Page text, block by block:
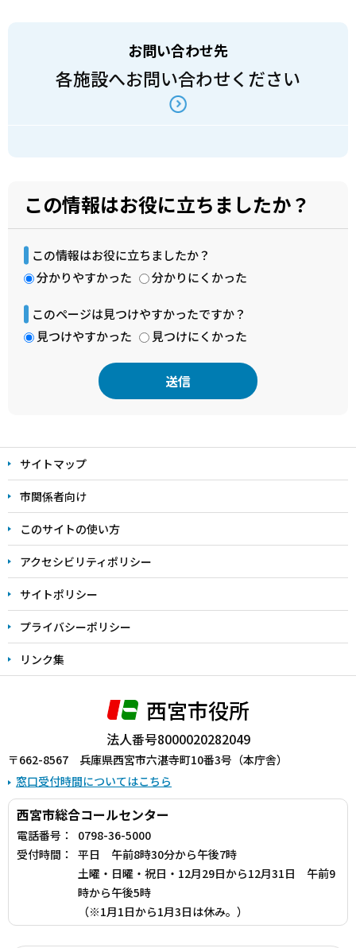
お問い合わせ先
各施設へお問い合わせください
この情報はお役に立ちましたか？
この情報はお役に立ちましたか？
分かりやすかった
分かりにくかった
このページは見つけやすかったですか？
見つけやすかった
見つけにくかった
文
こ
こ
ま
で
サイトマップ
市関係者向け
このサイトの使い方
アクセシビリティポリシー
サイトポリシー
プライバシーポリシー
リンク集
西宮市役所
法人番号8000020282049
〒662-8567 兵庫県西宮市六湛寺町10番3号（本庁舎）
窓口受付時間についてはこちら
西宮市総合コールセンター
電話番号：
0798-36-5000
受付時間：
平日 午前8時30分から午後7時
土曜・日曜・祝日・12月29日から12月31日 午前9
時から午後5時
（※1月1日から1月3日は休み。）